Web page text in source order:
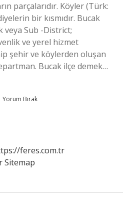
parçalarıdır. Köyler (Türk:
bir kısmıdır. Bucak
veya Sub -District;
ve yerel hizmet
şehir ve köylerden oluşan
Bucak ilçe demek…
Yorum Bırak
feres.com.tr
Sitemap